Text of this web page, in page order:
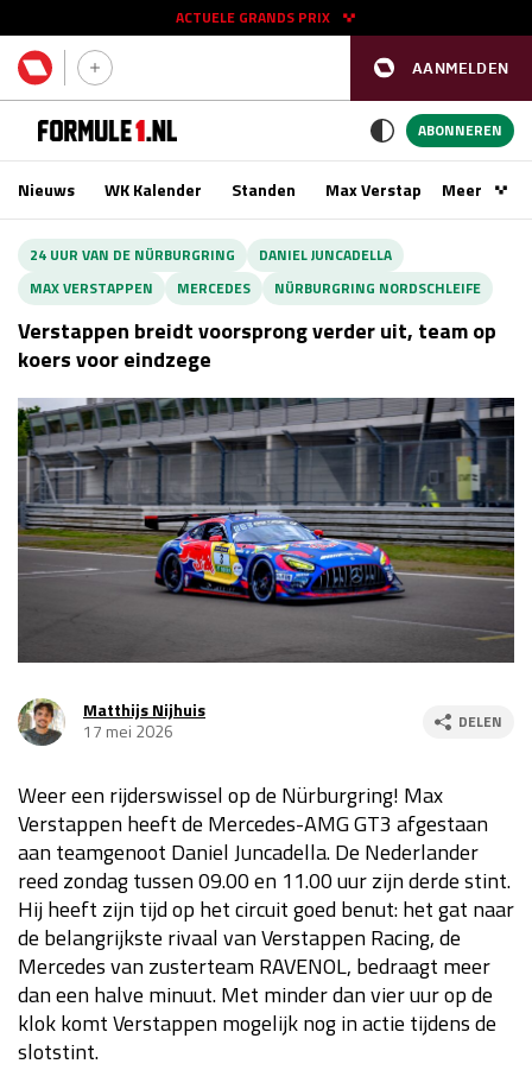
AANMELDEN
ACTUELE GRANDS PRIX
11 - 13 sep
Race
zo 15:00 - 17:00
GP AZERBEIDZJAN 2026 24 - 26 sep
Kwalificatie
vr 14:00 - 15:00
Race
za 13:00 - 15:00
GP SINGAPORE 2026
Kwalificatie
za 15:00 - 16:00
Race
zo 14:00 - 16:00
GP VERENIGDE STATEN 2026
Race
zo 21:00 - 23:00
GP MEXICO 2026 30 okt - 01 nov
Kwalificatie
GP SÃO PAULO 2026 06 - 08 nov
Kwalificatie
za 19:00 - 20:00
Race
zo 18:00 - 20:00
LAS VEGAS GRAND PRIX 2026 20 - 22 nov
ABONNEREN
Nieuws WK Kalender Standen Max VerstappenMeer
24 UUR VAN DE NÜRBURGRING
DANIEL JUNCADELLA
MAX VERSTAPPEN
MERCEDES NÜRBURGRING NORDSCHLEIFE
Verstappen breidt voorsprong verder uit, team op
koers voor eindzege
Matthijs Nijhuis
17 mei 2026
DELEN
Weer een rijderswissel op de Nürburgring! Max
Verstappen heeft de Mercedes-AMG GT3 afgestaan
aan teamgenoot Daniel Juncadella. De Nederlander
reed zondag tussen 09.00 en 11.00 uur zijn derde stint.
Hij heeft zijn tijd op het circuit goed benut: het gat naar
de belangrijkste rivaal van Verstappen Racing, de
Mercedes van zusterteam RAVENOL, bedraagt meer
dan een halve minuut. Met minder dan vier uur op de
klok komt Verstappen mogelijk nog in actie tijdens de
slotstint.